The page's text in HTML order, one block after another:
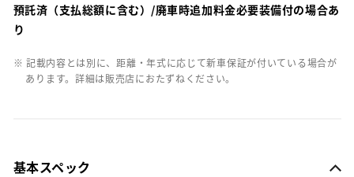
預託済（支払総額に含む）/廃車時追加料金必要装備付の場合あ
り
※ 記載内容とは別に、距離・年式に応じて新車保証が付いている場合が
あります。詳細は販売店におたずねください。
基本スペック